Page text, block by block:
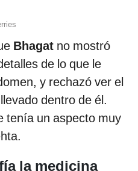
Bhagat no mostró
de lo que le
y rechazó ver el
dentro de él.
tenía un aspecto muy
la medicina